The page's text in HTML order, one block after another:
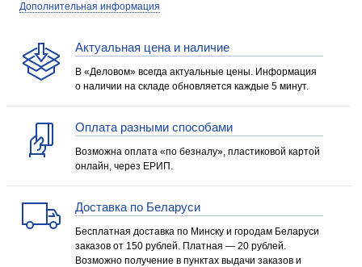
Дополнительная информация
Актуальная цена и наличие
В «Деловом» всегда актуальные цены. Информация
о наличии на складе обновляется каждые 5 минут.
Оплата разными способами
Возможна оплата «по безналу», пластиковой картой
онлайн, через ЕРИП.
Доставка по Беларуси
Бесплатная доставка по Минску и городам Беларуси
заказов от 150 рублей. Платная — 20 рублей.
Возможно получение в пунктах выдачи заказов и